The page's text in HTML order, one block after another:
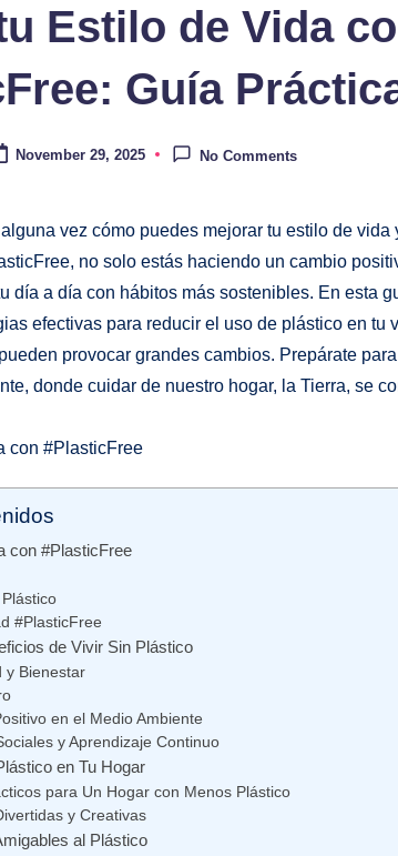
Estilo de Vida
Guía
November 29, 2025 No Comments
vez cómo puedes mejorar tu estilo de
no solo​ estás haciendo un cambio
día a día con ⁤hábitos más sostenibles. ​En esta
efectivas para reducir el ⁢uso de plástico en tu
‍provocar ⁣grandes ‍cambios. Prepárate
donde cuidar de nuestro hogar, la Tierra, se
con #PlasticFree
#PlasticFree
de Vivir Sin​ Plástico
y Bienestar
en el Medio ⁢Ambiente
y ⁢Aprendizaje Continuo
en⁣ Tu ⁢Hogar
para Un Hogar⁢ con Menos ⁣Plástico
y Creativas
​al Plástico